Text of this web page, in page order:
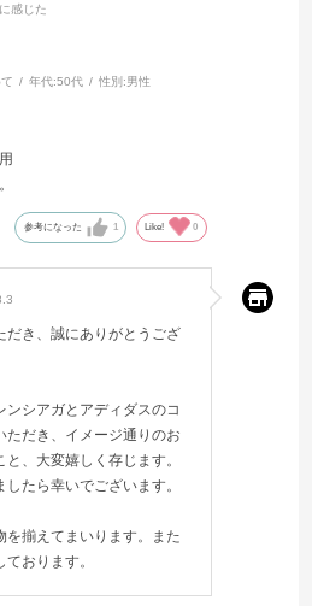
感じた
年代:50代 性別:男性
参考になった 1 Like! 0
だき、誠にありがとうござ
ンシアガとアディダスのコ
ただき、イメージ通りのお
、大変嬉しく存じます。
たら幸いでございます。
を揃えてまいります。また
おります。